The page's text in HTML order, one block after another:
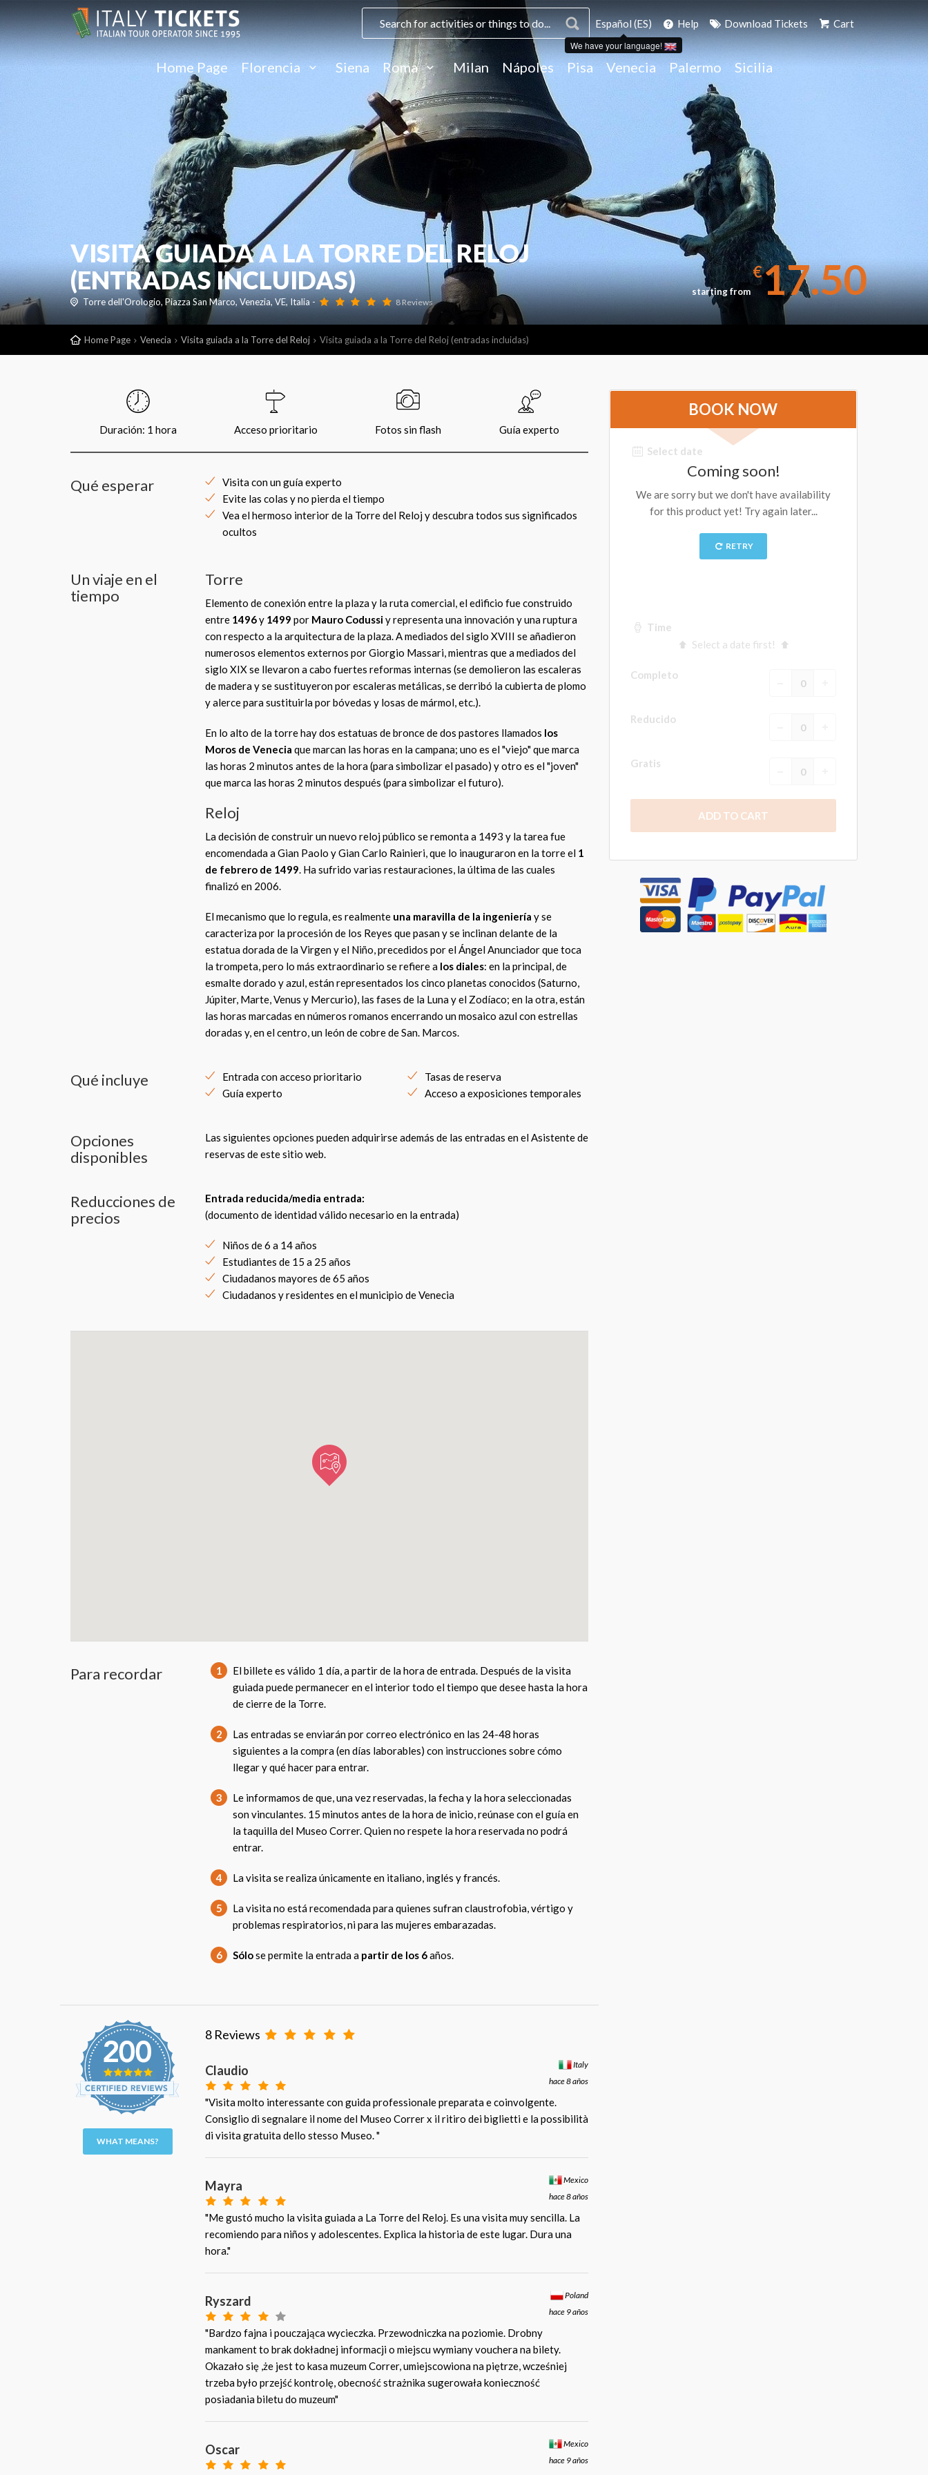
Español (ES)
We have your language!
Help Download Tickets Cart
Home Page Florencia Siena Roma Milan Nápoles Pisa Venecia Palermo Sicilia
VISITA GUIADA A LA TORRE DEL RELOJ
(ENTRADAS INCLUIDAS)
Torre dell'Orologio, Piazza San Marco, Venezia, VE, Italia - 8 Reviews
starting from
€17.50
Home Page Venecia Visita guiada a la Torre del Reloj Visita guiada a la Torre del Reloj (entradas incluidas)
Duración: 1 hora Acceso prioritario Fotos sin flash Guía experto
Qué esperar
Visita con un guía experto
Evite las colas y no pierda el tiempo
Vea el hermoso interior de la Torre del Reloj y descubra todos sus significados
ocultos
Un viaje en el
tiempo
Torre
Elemento de conexión entre la plaza y la ruta comercial, el edificio fue construido
entre 1496y 1499 por Mauro Codussiy representa una innovación y una ruptura
con respecto a la arquitectura de la plaza. A mediados del siglo XVIII se añadieron
numerosos elementos externos por Giorgio Massari, mientras que a mediados del
siglo XIX se llevaron a cabo fuertes reformas internas (se demolieron las escaleras
de madera y se sustituyeron por escaleras metálicas, se derribó la cubierta de plomo
y alerce para sustituirla por bóvedas y losas de mármol, etc.).
En lo alto de la torre hay dos estatuas de bronce de dos pastores llamados los
Moros de Venecia que marcan las horas en la campana; uno es el "viejo" que marca
las horas 2 minutos antes de la hora (para simbolizar el pasado) y otro es el "joven"
que marca las horas 2 minutos después (para simbolizar el futuro).
Reloj
La decisión de construir un nuevo reloj público se remonta a 1493 y la tarea fue
encomendada a Gian Paolo y Gian Carlo Rainieri, que lo inauguraron en la torre el 1
de febrero de 1499. Ha sufrido varias restauraciones, la última de las cuales
finalizó en 2006.
El mecanismo que lo regula, es realmente una maravilla de la ingeniería y se
caracteriza por la procesión de los Reyes que pasan y se inclinan delante de la
estatua dorada de la Virgen y el Niño, precedidos por el Ángel Anunciador que toca
la trompeta, pero lo más extraordinario se refiere a los diales: en la principal, de
esmalte dorado y azul, están representados los cinco planetas conocidos (Saturno,
Júpiter, Marte, Venus y Mercurio), las fases de la Luna y el Zodíaco; en la otra, están
las horas marcadas en números romanos encerrando un mosaico azul con estrellas
doradas y, en el centro, un león de cobre de San. Marcos.
Qué incluye
Entrada con acceso prioritario
Guía experto
Tasas de reserva
Acceso a exposiciones temporales
Opciones
disponibles
Las siguientes opciones pueden adquirirse además de las entradas en el Asistente de
reservas de este sitio web.
Reducciones de
precios
Entrada reducida/media entrada:
(documento de identidad válido necesario en la entrada)
Niños de 6 a 14 años
Estudiantes de 15 a 25 años
Ciudadanos mayores de 65 años
Ciudadanos y residentes en el municipio de Venecia
Para recordar 1
El billete es válido 1 día, a partir de la hora de entrada. Después de la visita
guiada puede permanecer en el interior todo el tiempo que desee hasta la hora
de cierre de la Torre.
2
Las entradas se enviarán por correo electrónico en las 24-48 horas
siguientes a la compra (en días laborables) con instrucciones sobre cómo
llegar y qué hacer para entrar.
3
Le informamos de que, una vez reservadas, la fecha y la hora seleccionadas
son vinculantes. 15 minutos antes de la hora de inicio, reúnase con el guía en
la taquilla del Museo Correr. Quien no respete la hora reservada no podrá
entrar.
4 La visita se realiza únicamente en italiano, inglés y francés.
5
La visita no está recomendada para quienes sufran claustrofobia, vértigo y
problemas respiratorios, ni para las mujeres embarazadas.
6 Sólose permite la entrada a partir de los 6años.
WHAT MEANS?
8 Reviews
Italy
hace 8 años
Claudio
"Visita molto interessante con guida professionale preparata e coinvolgente.
Consiglio di segnalare il nome del Museo Correr x il ritiro dei biglietti e la possibilità
di visita gratuita dello stesso Museo. "
Mexico
hace 8 años
Mayra
"Me gustó mucho la visita guiada a La Torre del Reloj. Es una visita muy sencilla. La
recomiendo para niños y adolescentes. Explica la historia de este lugar. Dura una
hora."
Poland
hace 9 años
Ryszard
"Bardzo fajna i pouczająca wycieczka. Przewodniczka na poziomie. Drobny
mankament to brak dokładnej informacji o miejscu wymiany vouchera na bilety.
Okazało się ,że jest to kasa muzeum Correr, umiejscowiona na piętrze, wcześniej
trzeba było przejść kontrolę, obecność strażnika sugerowała konieczność
posiadania biletu do muzeum"
Mexico
hace 9 años
Oscar
BOOK NOW
Select date
Time
Select a date first!
Completo
Reducido
Gratis
ADD TO CART
Coming soon!
We are sorry but we don't have availability
for this product yet! Try again later...
RETRY